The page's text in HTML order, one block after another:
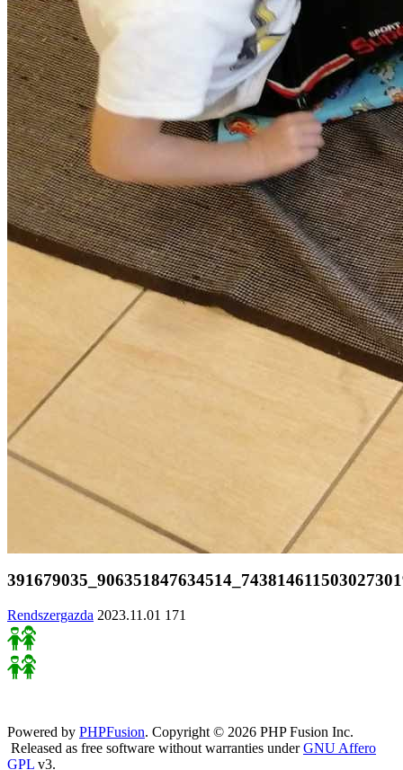
Rendszergazda 2023.11.01 171
Powered by PHPFusion. Copyright © 2026 PHP Fusion Inc.
Released as free software without warranties underGNU Affero
GPL v3.